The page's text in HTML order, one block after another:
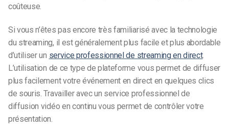
coûteuse.
Si vous n’êtes pas encore très familiarisé avec la technologie
du streaming, il est généralement plus facile et plus abordable
d’utiliser un service professionnel de streaming en direct.
L’utilisation de ce type de plateforme vous permet de diffuser
plus facilement votre événement en direct en quelques clics
de souris.Travailler avec un service professionnel de
diffusion vidéo en continu vous permet de contrôler votre
présentation.